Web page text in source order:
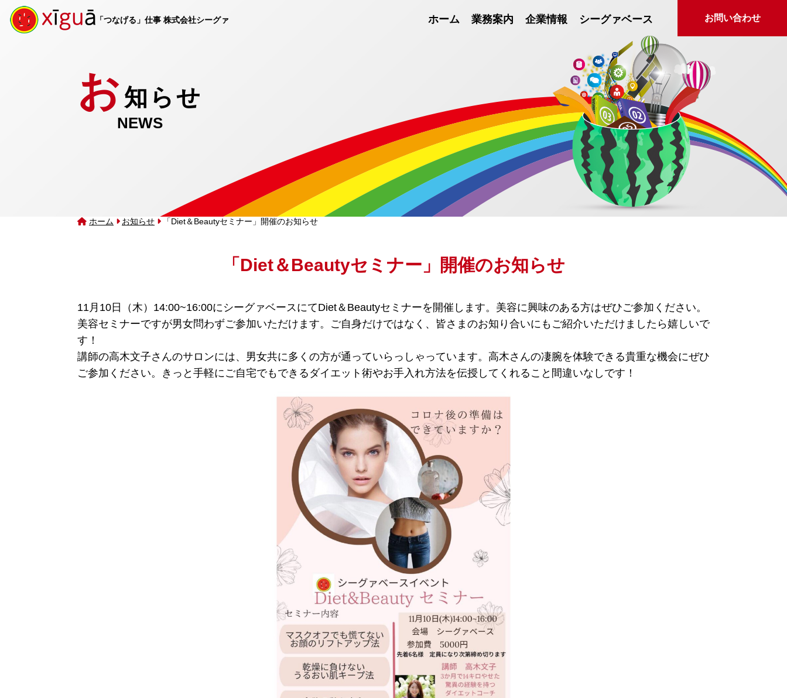
「つなげる」仕事 株式会社シーグァ ホーム 業務案内 企業情報 シーグァベース お問い合わせ
お 知らせ
NEWS
ホーム お知らせ 「Diet＆Beautyセミナー」開催のお知らせ
「Diet＆Beautyセミナー」開催のお知らせ
11月10日（木）14:00~16:00にシーグァベースにてDiet＆Beautyセミナーを開催します。美容に興味のある方はぜひご参加ください。
美容セミナーですが男女問わずご参加いただけます。ご自身だけではなく、皆さまのお知り合いにもご紹介いただけましたら嬉しいで
す！
講師の高木文子さんのサロンには、男女共に多くの方が通っていらっしゃっています。高木さんの凄腕を体験できる貴重な機会にぜひ
ご参加ください。きっと手軽にご自宅でもできるダイエット術やお手入れ方法を伝授してくれること間違いなしです！